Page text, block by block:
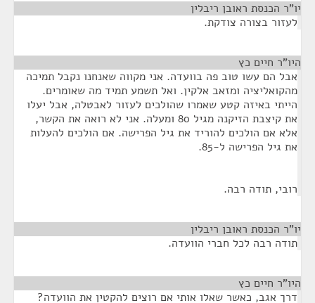
יו"ר הכנסת ראובן ריבלין
לעזור בצורה צודקת.
היו"ר חיים כץ
אבל הם עשו טוב פה בוועדה. אני מקווה שאנחנו נקבל תמיכה
מהקואליציה ומזאב אלקין. ואל תשמע תמיד מה שאומרים.
הייתי באיזה קטע שאמרו שהולכים לעזור לאבטלה, אבל יעלו
את קיצבת הזיקנה מגיל 80 ומעלה. אני לא רואה את הקשר,
אלא אם הולכים להוריד את גיל הפרישה. אם הולכים להעלות
את גיל הפרישה ל-85.
רובי, תודה רבה.
יו"ר הכנסת ראובן ריבלין
תודה רבה לכל חברי הוועדה.
היו"ר חיים כץ
דרך אגב, כאשר שאלו אותי אם רוצים להקטין את הוועדה?